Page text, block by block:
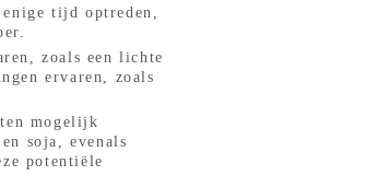
tijd optreden,
zoals een lichte
ervaren, zoals
mogelijk
soja, evenals
potentiële